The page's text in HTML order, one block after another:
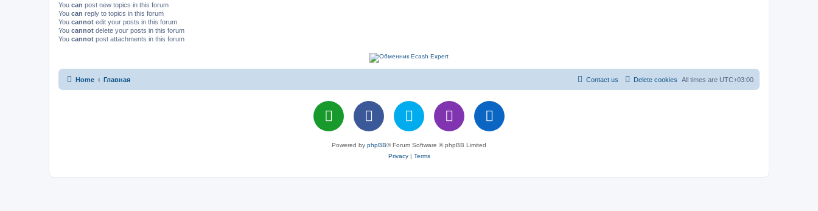
You can post new topics in this forum
You can reply to topics in this forum
You cannot edit your posts in this forum
You cannot delete your posts in this forum
You cannot post attachments in this forum
Home Главная All times are UTC+03:00
Delete cookies
Contact us
Powered by phpBB® Forum Software © phpBB Limited
Privacy| Terms